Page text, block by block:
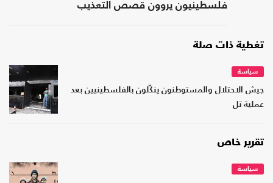
فلسطينيون يروون قصص التعذيب
تغطية ذات صلة
سياسة
جيش الاحتلال والمستوطنون ينكّلون بالفلسطينيين بعد
عملية تل
تقرير خاص
سياسة